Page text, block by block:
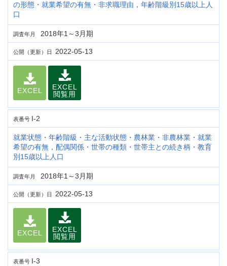
の形態・就業希望の有無・非求職理由，年齢階級別15歳以上人
口
調査年月 2018年1～3月期
公開（更新）日 2022-05-13
EXCEL
EXCEL
閲覧用
表番号 I-2
就業状態・年齢階級・主な活動状態・農林業・非農林業・就業
希望の有無，配偶関係・世帯の種類・世帯主との続き柄・教育
別15歳以上人口
調査年月 2018年1～3月期
公開（更新）日 2022-05-13
EXCEL
EXCEL
閲覧用
表番号 I-3